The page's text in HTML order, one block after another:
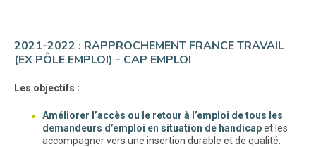
2021-2022 : RAPPROCHEMENT FRANCE TRAVAIL
(EX PÔLE EMPLOI) - CAP EMPLOI
Les objectifs :
Améliorer l’accès ou le retour à l’emploi de tous les
demandeurs d’emploi en situation de handicapet les
accompagner vers une insertion durable et de qualité.